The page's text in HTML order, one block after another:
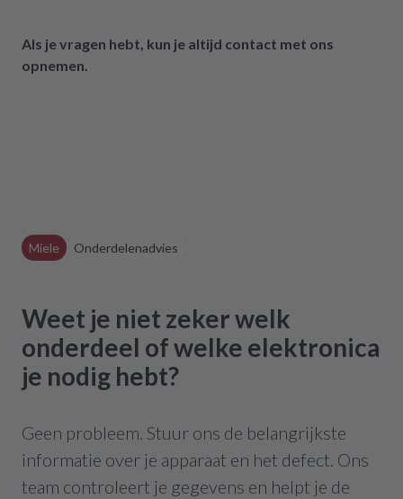
Als je vragen hebt, kun je altijd contact met ons
opnemen.
Miele Onderdelenadvies
Weet je niet zeker welk
onderdeel of welke elektronica
je nodig hebt?
Geen probleem. Stuur ons de belangrijkste
informatie over je apparaat en het defect. Ons
team controleert je gegevens en helpt je de